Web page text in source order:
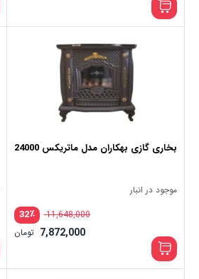
بخاری گازی بهکاران مدل ماتریکس 24000
موجود در انبار
٪32 11,648,000
7,872,000 تومان